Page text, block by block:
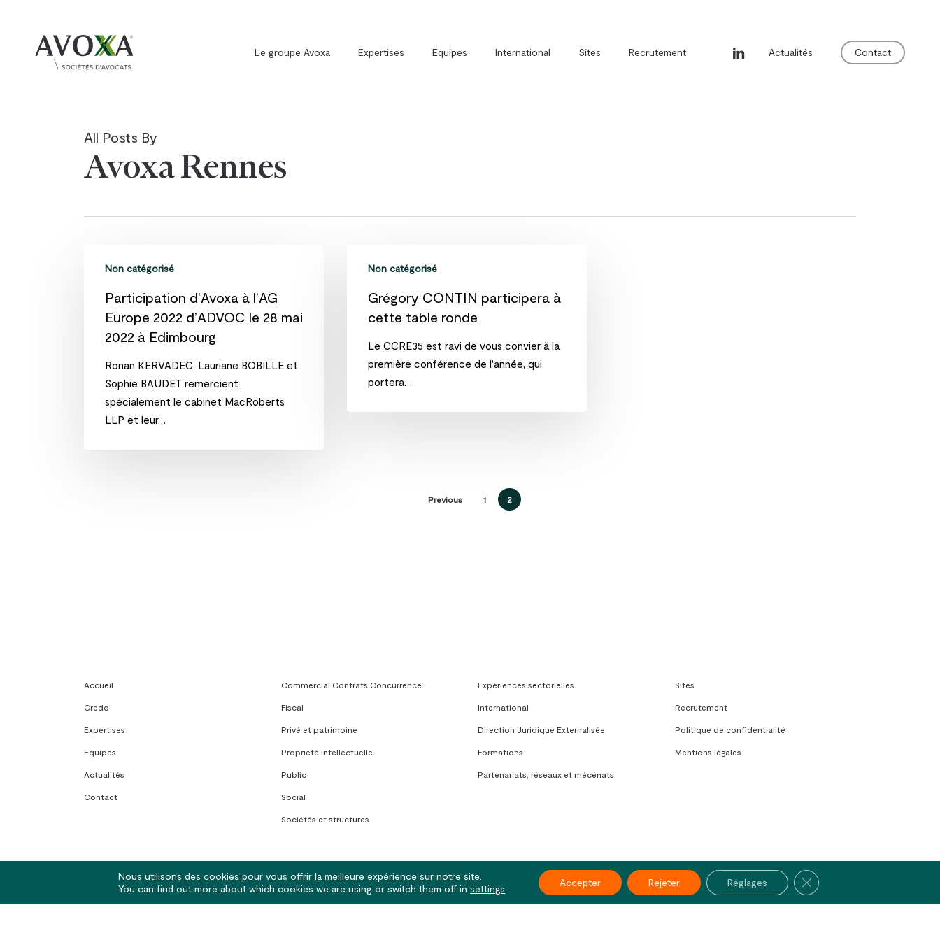
Le groupe Avoxa Expertises
Fiscal
Social
Immobilier – Construction
Equipes International Sites Recrutement linkedin Actualités Contact
All Posts By
Avoxa Rennes
d’Avoxa
Europe
2022
d’ADVOC
Non catégorisé
Participation d’Avoxa à l’AG
Europe 2022 d’ADVOC le 28 mai
2022 à Edimbourg
Ronan KERVADEC, Lauriane BOBILLE et
Sophie BAUDET remercient
spécialement le cabinet MacRoberts
LLP et leur…
CONTIN
cette
table
ronde
Non catégorisé
Grégory CONTIN participera à
cette table ronde
Le CCRE35 est ravi de vous convier à la
première conférence de l'année, qui
portera…
Previous 1 2
Accueil
Credo
Expertises
Equipes
Actualités
Contact
Commercial Contrats Concurrence
Fiscal
Privé et patrimoine
Propriété intellectuelle
Public
Social
Sociétés et structures
Expériences sectorielles
International
Direction Juridique Externalisée
Formations
Partenariats, réseaux et mécénats
Sites
Recrutement
Politique de confidentialité
Mentions légales
© 2026 Avoxa. Sociétés d'Avocats - Rennes | Nantes | Lorient | Paris twitterpinterestlinkedinyoutube
Nous utilisons des cookies pour vous offrir la meilleure expérience sur notre site.
You can find out more about which cookies we are using or switch them off insettings
Accepter Rejeter Réglages Fermer la bannière des